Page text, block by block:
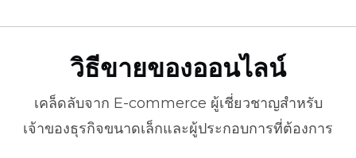
วิธีขายของออนไลน์
เคล็ดลับจาก E-commerce ผู้เชี่ยวชาญสำหรับ
เจ้าของธุรกิจขนาดเล็กและผู้ประกอบการที่ต้องการ